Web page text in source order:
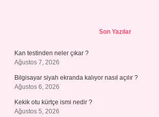
Son Yazılar
Kan testinden neler çıkar ?
Ağustos 7, 2026
Bilgisayar siyah ekranda kalıyor nasıl açılır ?
Ağustos 6, 2026
Kekik otu kürtçe ismi nedir ?
Ağustos 5, 2026